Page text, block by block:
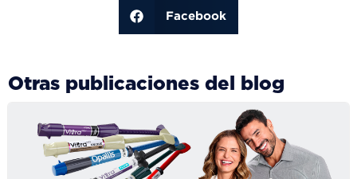
Facebook
Otras publicaciones del blog